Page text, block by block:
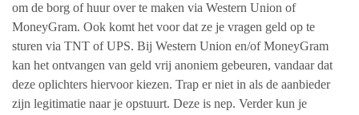
om de borg of huur over te maken via Western Union of
MoneyGram. Ook komt het voor dat ze je vragen geld op te
sturen via TNT of UPS. Bij Western Union en/of MoneyGram
kan het ontvangen van geld vrij anoniem gebeuren, vandaar dat
deze oplichters hiervoor kiezen. Trap er niet in als de aanbieder
zijn legitimatie naar je opstuurt. Deze is nep. Verder kun je